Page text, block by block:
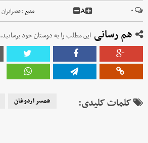
۰ A منبع :عصرایران
هم رسانی این مطلب را به دوستان خود برسانید.
کلمات کلیدی: همسر اردوغان